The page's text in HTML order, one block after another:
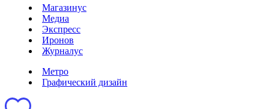
Магазинус
Медиа
Экспресс
Иронов
Журналус
Метро
Графический дизайн